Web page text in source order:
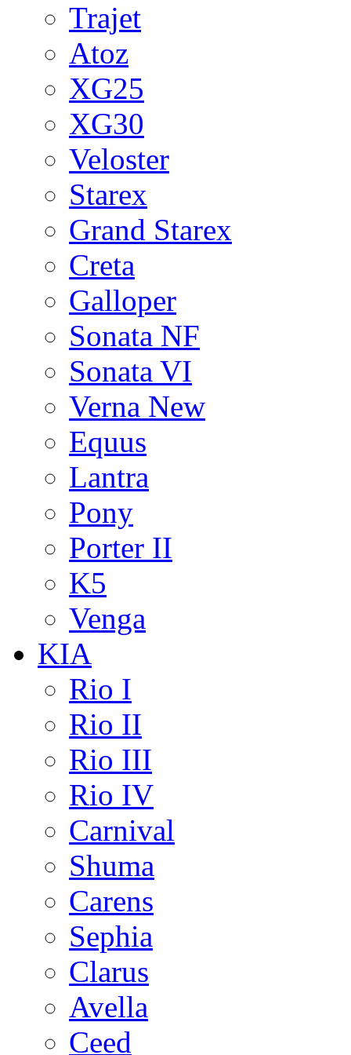
Trajet
Atoz
XG25
XG30
Veloster
Starex
Grand Starex
Creta
Galloper
Sonata NF
Sonata VI
Verna New
Equus
Lantra
Pony
Porter II
K5
Venga
KIA
Rio I
Rio II
Rio III
Rio IV
Carnival
Shuma
Carens
Sephia
Clarus
Avella
Ceed